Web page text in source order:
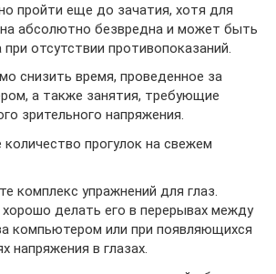
пройти еще до зачатия, хотя для
абсолютно безвредна и может быть
при отсутствии противопоказаний.
снизить время, проведенное за
а также занятия, требующие
зрительного напряжения.
количество прогулок на свежем
комплекс упражнений для глаз.
делать его в перерывах между
компьютером или при появляющихся
напряжения в глазах.